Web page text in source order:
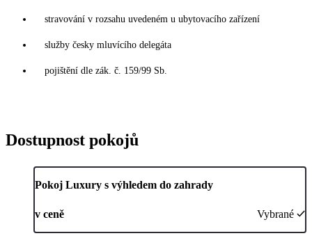
stravování v rozsahu uvedeném u ubytovacího zařízení
služby česky mluvícího delegáta
pojištění dle zák. č. 159/99 Sb.
Dostupnost pokojů
Pokoj Luxury s výhledem do zahrady
v ceně Vybrané